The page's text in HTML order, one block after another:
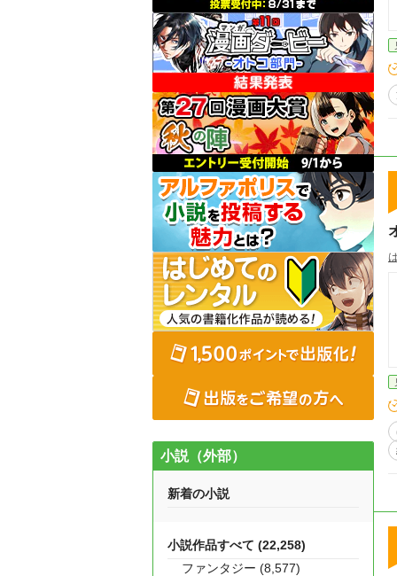
小説（外部）
新着の小説
小説作品すべて (22,258)
ファンタジー (8,577)